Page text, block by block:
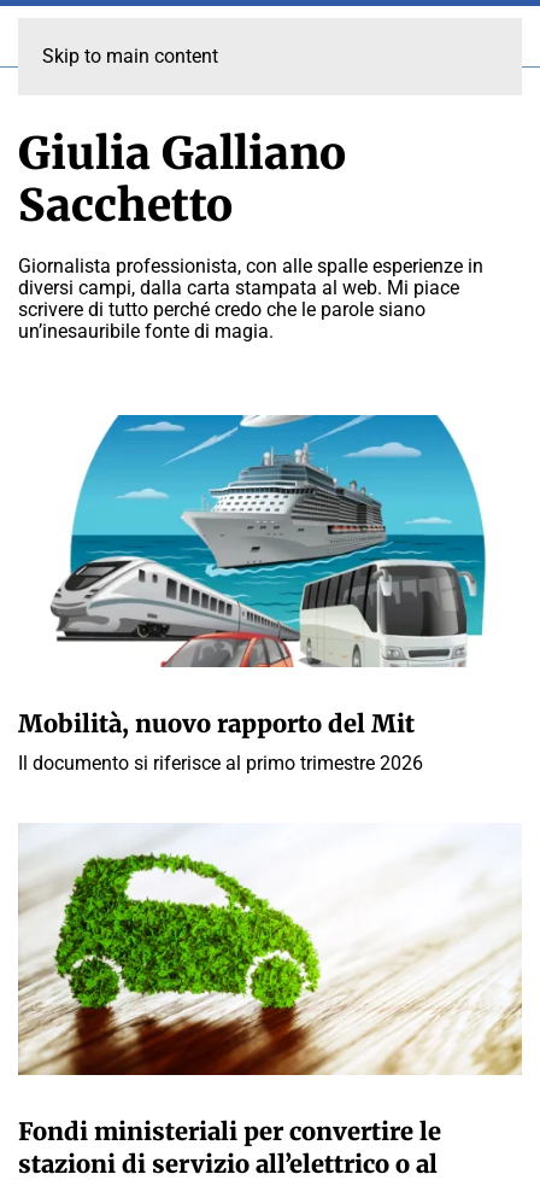
Skip to main content
Giulia Galliano
Sacchetto
Giornalista professionista, con alle spalle esperienze in
diversi campi, dalla carta stampata al web. Mi piace
scrivere di tutto perché credo che le parole siano
un’inesauribile fonte di magia.
Mobilità, nuovo rapporto del Mit
Il documento si riferisce al primo trimestre 2026
Fondi ministeriali per convertire le
stazioni di servizio all’elettrico o al